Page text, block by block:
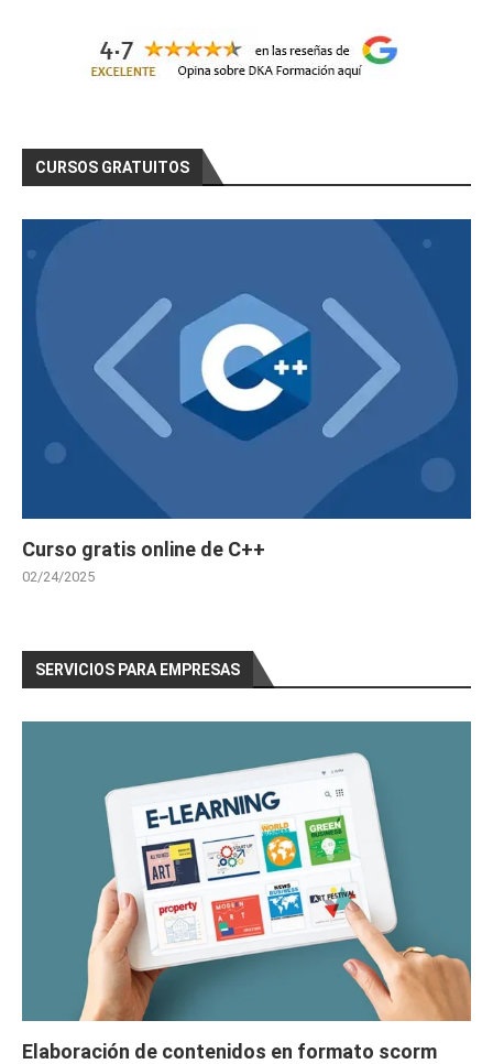
CURSOS GRATUITOS
Curso gratis online de C++
02/24/2025
SERVICIOS PARA EMPRESAS
Elaboración de contenidos en formato scorm